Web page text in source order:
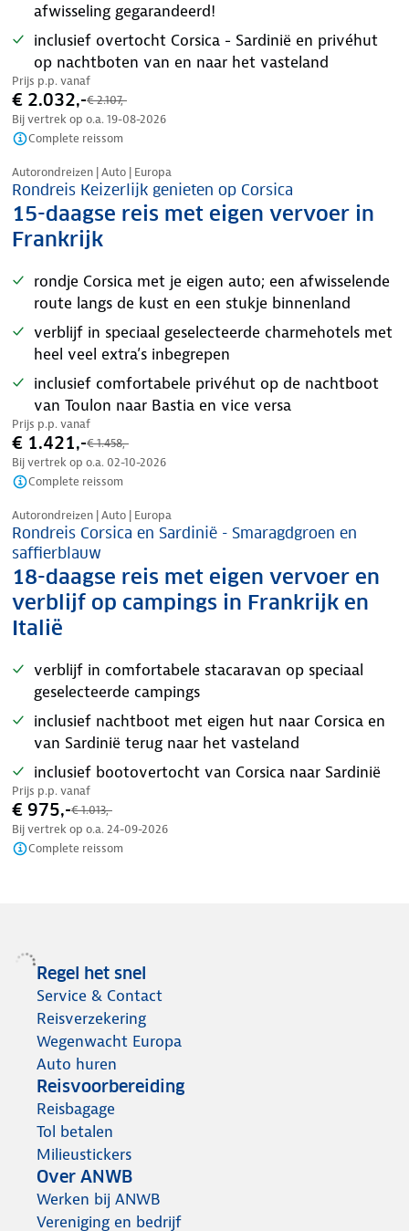
afwisseling gegarandeerd!
inclusief overtocht Corsica - Sardinië en privéhut
op nachtboten van en naar het vasteland
Prijs p.p. vanaf
€ 2.032,-€ 2.107,-
Bij vertrek op o.a. 19-08-2026
Complete reissom
Nazomer korting
Autorondreizen | Auto | Europa
Rondreis Keizerlijk genieten op Corsica
15-daagse reis met eigen vervoer in
Frankrijk
rondje Corsica met je eigen auto; een afwisselende
route langs de kust en een stukje binnenland
verblijf in speciaal geselecteerde charmehotels met
heel veel extra’s inbegrepen
inclusief comfortabele privéhut op de nachtboot
van Toulon naar Bastia en vice versa
Prijs p.p. vanaf
€ 1.421,-€ 1.458,-
Bij vertrek op o.a. 02-10-2026
Complete reissom
Nazomer korting
Autorondreizen | Auto | Europa
Rondreis Corsica en Sardinië - Smaragdgroen en
saffierblauw
18-daagse reis met eigen vervoer en
verblijf op campings in Frankrijk en
Italië
verblijf in comfortabele stacaravan op speciaal
geselecteerde campings
inclusief nachtboot met eigen hut naar Corsica en
van Sardinië terug naar het vasteland
inclusief bootovertocht van Corsica naar Sardinië
Prijs p.p. vanaf
€ 975,-€ 1.013,-
Bij vertrek op o.a. 24-09-2026
Complete reissom
Regel het snel
Service & Contact
Reisverzekering
Wegenwacht Europa
Auto huren
Reisvoorbereiding
Reisbagage
Tol betalen
Milieustickers
Over ANWB
Werken bij ANWB
Vereniging en bedrijf